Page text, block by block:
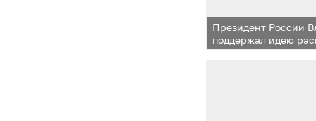
Президент России
поддержал идею
одинцовского